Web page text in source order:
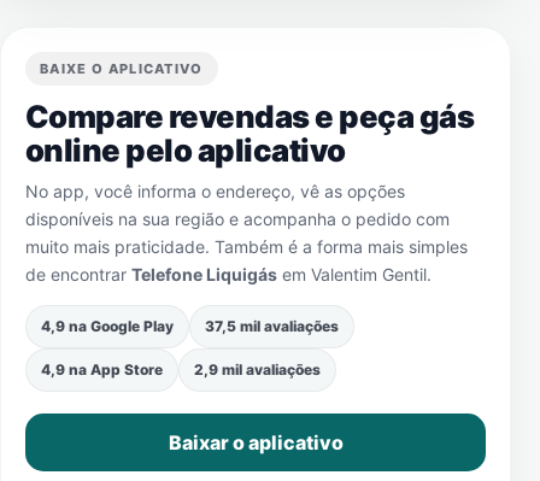
BAIXE O APLICATIVO
Compare revendas e peça gás
online pelo aplicativo
No app, você informa o endereço, vê as opções
disponíveis na sua região e acompanha o pedido com
muito mais praticidade. Também é a forma mais simples
de encontrar Telefone Liquigás em Valentim Gentil.
4,9 na Google Play 37,5 mil avaliações
4,9 na App Store 2,9 mil avaliações
Baixar o aplicativo